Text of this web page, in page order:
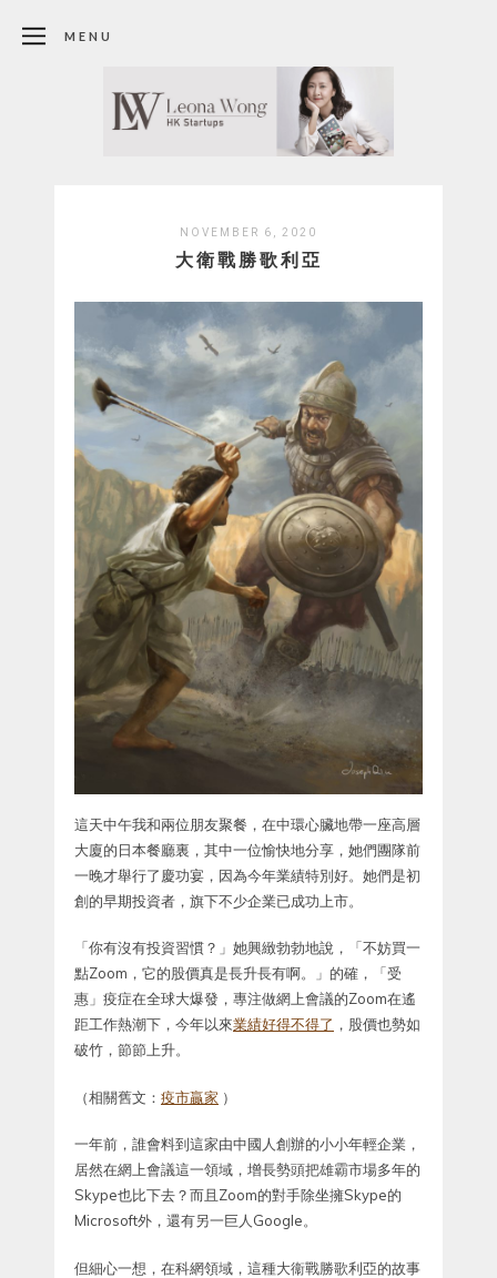
MENU
NOVEMBER 6, 2020
大衛戰勝歌利亞
這天中午我和兩位朋友聚餐，在中環心臟地帶一座高層
大廈的日本餐廳裏，其中一位愉快地分享，她們團隊前
一晚才舉行了慶功宴，因為今年業績特別好。她們是初
創的早期投資者，旗下不少企業已成功上市。
「你有沒有投資習慣？」她興緻勃勃地說，「不妨買一
點Zoom，它的股價真是長升長有啊。」的確，「受
惠」疫症在全球大爆發，專注做網上會議的Zoom在遙
距工作熱潮下，今年以來業績好得不得了 ，股價也勢如
破竹，節節上升。
（相關舊文： 疫市贏家 ）
一年前，誰會料到這家由中國人創辦的小小年輕企業，
居然在網上會議這一領域，增長勢頭把雄霸市場多年的
Skype也比下去？而且Zoom的對手除坐擁Skype的
Microsoft外，還有另一巨人Google。
但細心一想，在科網領域，這種大衞戰勝歌利亞的故事